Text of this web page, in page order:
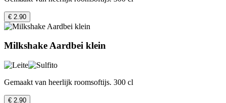
€ 2.90
Milkshake Aardbei klein
Gemaakt van heerlijk roomsoftijs. 300 cl
€ 2.90